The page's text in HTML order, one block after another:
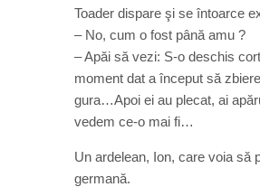
Toader dispare şi se întoarce
– No, cum o fost până amu ?
– Apăi să vezi: S-o deschis
moment dat a început să
gura…Apoi ei au plecat, ai
vedem ce-o mai fi…
Un ardelean, Ion, care voia să
germană.